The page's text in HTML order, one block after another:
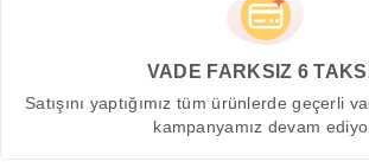
VADE FARKSIZ 6
Satışını yaptığımız tüm ürünlerde geçerli
kampanyamız devam